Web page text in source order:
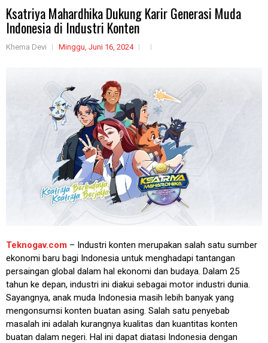
Ksatriya Mahardhika Dukung Karir Generasi Muda
Indonesia di Industri Konten
Khema Devi Minggu, Juni 16, 2024
Teknogav.com – Industri konten merupakan salah satu sumber
ekonomi baru bagi Indonesia untuk menghadapi tantangan
persaingan global dalam hal ekonomi dan budaya. Dalam 25
tahun ke depan, industri ini diakui sebagai motor industri dunia.
Sayangnya, anak muda Indonesia masih lebih banyak yang
mengonsumsi konten buatan asing. Salah satu penyebab
masalah ini adalah kurangnya kualitas dan kuantitas konten
buatan dalam negeri. Hal ini dapat diatasi Indonesia dengan